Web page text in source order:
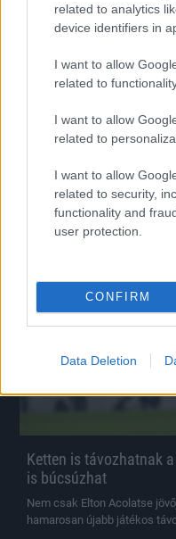
related to analytics
device identifiers in
I want to allow
related to
I want to allow
related to
I want to allow
related to security,
functionality and
user protection.
CONFIRM
Data Deletion
Panamai válogatott
Ketten is távozhatnak
is búcsúzhat
Nem csak Elton Acolatse
hamarosan újabb játékos